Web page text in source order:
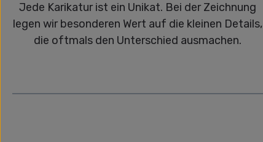
Jede Karikatur ist ein Unikat. Bei der Zeichnung
legen wir besonderen Wert auf die kleinen Details,
die oftmals den Unterschied ausmachen.